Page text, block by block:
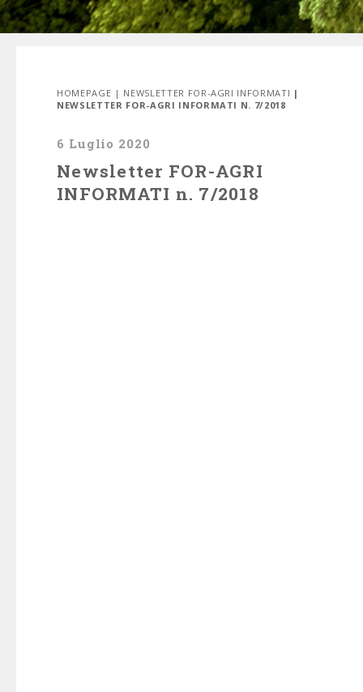
HOMEPAGE | NEWSLETTER FOR-AGRI INFORMATI |
NEWSLETTER FOR-AGRI INFORMATI N. 7/2018
6 Luglio 2020
Newsletter FOR-AGRI
INFORMATI n. 7/2018